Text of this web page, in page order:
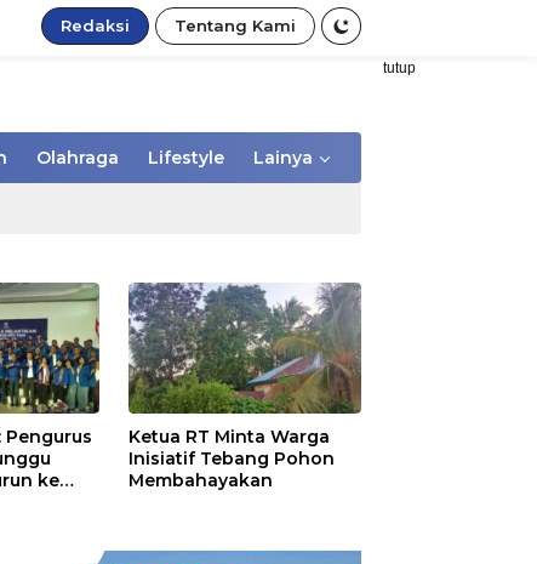
Redaksi Tentang Kami
tutup
Olahraga Lifestyle Lainya
Pengurus
ke
Ketua RT Minta Warga
Inisiatif Tebang Pohon
Membahayakan